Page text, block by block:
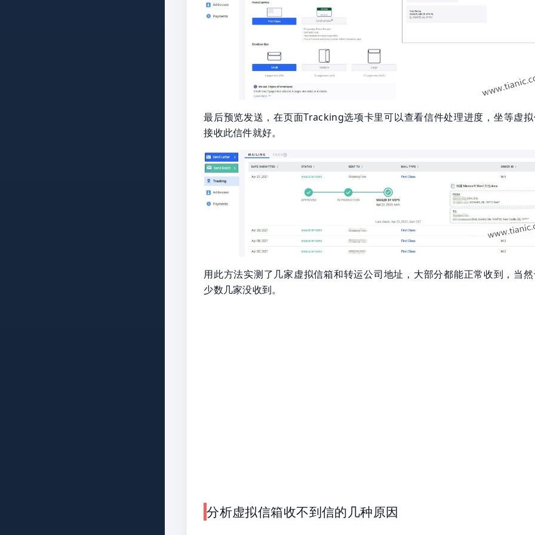
最后预览发送，在页面Tracking选项卡里可以查看信件处理进度，坐等虚
接收此信件就好。
用此方法实测了几家虚拟信箱和转运公司地址，大部分都能正常收到，当
少数几家没收到。
分析虚拟信箱收不到信的几种原因